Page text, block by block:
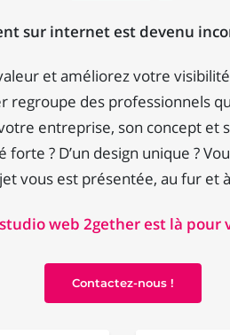
sur internet est devenu
et améliorez votre
regroupe des professionnels
entreprise, son concept et
forte ? D’un design unique ?
vous est présentée, au fur et
web 2gether est là pour
Contactez-nous !